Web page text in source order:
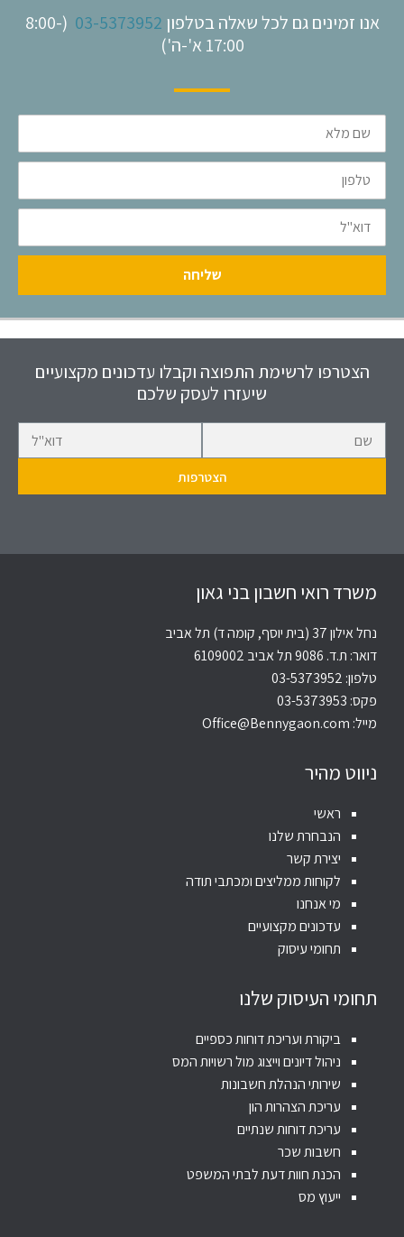
אנו זמינים גם לכל שאלה בטלפון 03-5373952
(8:00-
17:00 א'-ה')
שם
מלא
טלפון
דוא"ל
שליחה
הצטרפו לרשימת התפוצה וקבלו עדכונים מקצועיים
שיעזרו לעסק שלכם
משרד רואי חשבון בני גאון
נחל אילון 37 (בית יוסף, קומה ד) תל אביב
דואר: ת.ד. 9086 תל אביב 6109002
טלפון: 03-5373952
פקס: 03-5373953
מייל: Office@Bennygaon.com
ניווט מהיר
ראשי
הנבחרת שלנו
יצירת קשר
לקוחות ממליצים ומכתבי תודה
מי אנחנו
עדכונים מקצועיים
תחומי עיסוק
תחומי העיסוק שלנו
ביקורת ועריכת דוחות כספיים
ניהול דיונים וייצוג מול רשויות המס
שירותי הנהלת חשבונות
עריכת הצהרות הון
עריכת דוחות שנתיים
חשבות שכר
הכנת חוות דעת לבתי המשפט
ייעוץ מס